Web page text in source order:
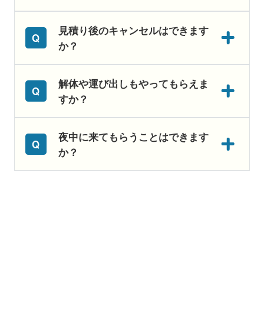
見積り後のキャンセルはできます
か？
解体や運び出しもやってもらえま
すか？
夜中に来てもらうことはできます
か？